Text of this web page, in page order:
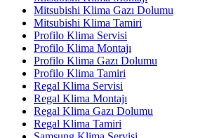
Mitsubishi Klima Gazı Dolumu
Mitsubishi Klima Tamiri
Profilo Klima Servisi
Profilo Klima Montajı
Profilo Klima Gazı Dolumu
Profilo Klima Tamiri
Regal Klima Servisi
Regal Klima Montajı
Regal Klima Gazı Dolumu
Regal Klima Tamiri